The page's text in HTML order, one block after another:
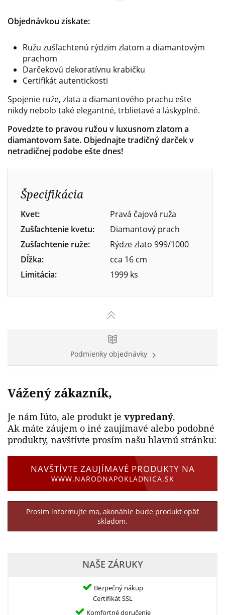
Objednávkou získate:
Ružu zušľachtenú rýdzim zlatom a diamantovým
prachom
Darčekovú dekoratívnu krabičku
Certifikát autentickosti
Spojenie ruže, zlata a diamantového prachu ešte
nikdy nebolo také elegantné, trblietavé a láskyplné.
Povedzte to pravou ružou v luxusnom zlatom a
diamantovom šate. Objednajte tradičný darček v
netradičnej podobe ešte dnes!
Špecifikácia
Kvet:
Pravá čajová ruža
Zušľachtenie kvetu:
Diamantový prach
Zušľachtenie ruže:
Rýdze zlato 999/1000
Dĺžka:
cca 16 cm
Limitácia:
1999 ks
Podmienky objednávky
Vážený zákazník,
Je nám ľúto, ale produkt je vypredaný.
Ak máte záujem o iné zaujímavé alebo podobné
produkty, navštívte prosím našu hlavnú stránku:
NAVŠTÍVTE ZAUJÍMAVÉ PRODUKTY NA
WWW.NARODNAPOKLADNICA.SK
Prosím informujte ma, akonáhle bude produkt opäť
skladom.
NAŠE ZÁRUKY
Bezpečný nákup
Certifikát SSL
Komfortné doručenie